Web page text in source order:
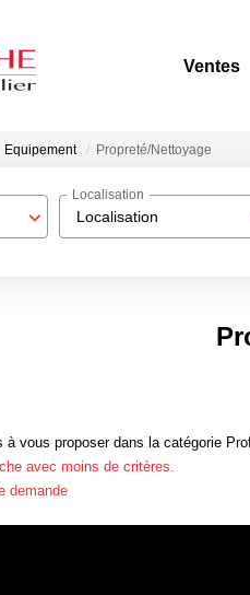
Ventes
Equipement Propreté/Nettoyage
Localisation
Localisation
à vous proposer dans la catégorie
avec moins de critères.
demande